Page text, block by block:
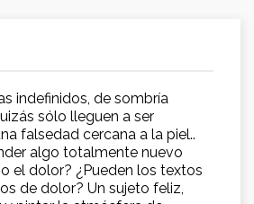
indefinidos, de sombría
sólo lleguen a ser
falsedad cercana a la piel..
algo totalmente nuevo
el dolor? ¿Pueden los textos
de dolor? Un sujeto feliz,